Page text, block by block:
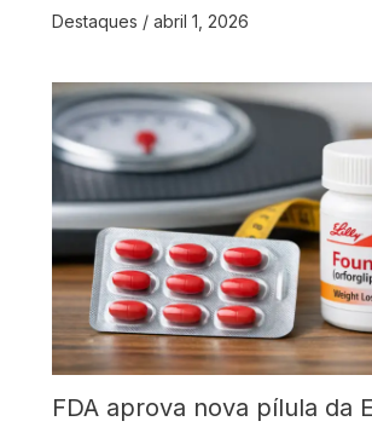
Destaques / abril 1, 2026
FDA aprova nova pílula da